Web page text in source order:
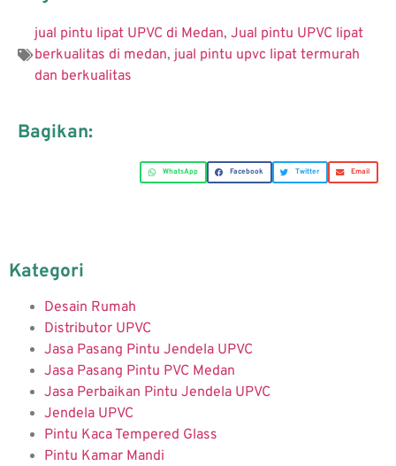
jual pintu lipat UPVC di Medan, Jual pintu UPVC lipat
berkualitas di medan, jual pintu upvc lipat termurah
dan berkualitas
Bagikan:
WhatsApp Facebook Twitter Email
Kategori
Desain Rumah
Distributor UPVC
Jasa Pasang Pintu Jendela UPVC
Jasa Pasang Pintu PVC Medan
Jasa Perbaikan Pintu Jendela UPVC
Jendela UPVC
Pintu Kaca Tempered Glass
Pintu Kamar Mandi